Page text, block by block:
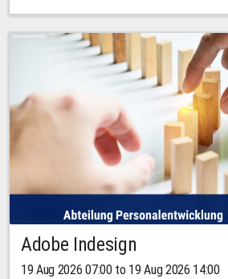
Adobe Indesign
19 Aug 2026 07:00 to 19 Aug 2026 14:00